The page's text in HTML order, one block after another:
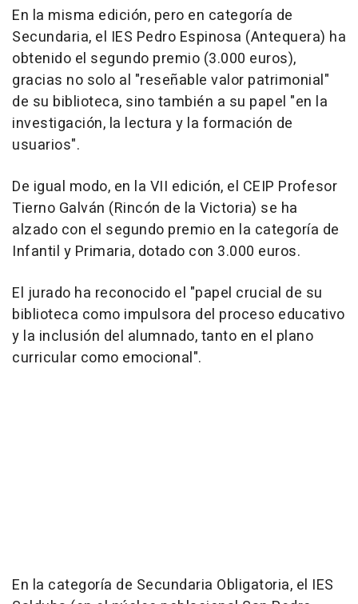
En la misma edición, pero en categoría de
Secundaria, el IES Pedro Espinosa (Antequera) ha
obtenido el segundo premio (3.000 euros),
gracias no solo al "reseñable valor patrimonial"
de su biblioteca, sino también a su papel "en la
investigación, la lectura y la formación de
usuarios".
De igual modo, en la VII edición, el CEIP Profesor
Tierno Galván (Rincón de la Victoria) se ha
alzado con el segundo premio en la categoría de
Infantil y Primaria, dotado con 3.000 euros.
El jurado ha reconocido el "papel crucial de su
biblioteca como impulsora del proceso educativo
y la inclusión del alumnado, tanto en el plano
curricular como emocional".
En la categoría de Secundaria Obligatoria, el IES